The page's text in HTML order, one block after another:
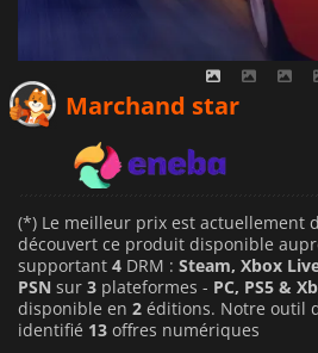
Marchand star
(*) Le meilleur prix est actuellement
découvert ce produit disponible
supportant 4 DRM : Steam, Xbox
PSN sur 3 plateformes - PC, PS5 &
disponible en 2 éditions. Notre outil
identifié 13 offres numériques